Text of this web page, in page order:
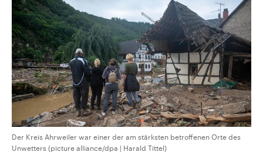
Der Kreis Ahrweiler war einer der am stärksten betroffenen Orte des
Unwetters (picture alliance/dpa | Harald Tittel)